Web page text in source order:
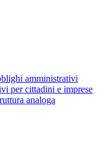
amministrativi
per cittadini e imprese
analoga